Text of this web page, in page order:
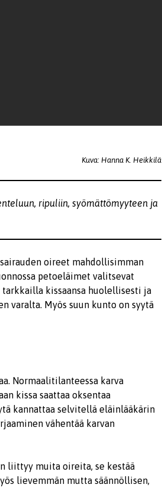
Kuva: Hanna K. Heikkilä
ripuliin, syömättömyyteen ja
oireet mahdollisimman
petoeläimet valitsevat
kissaansa huolellisesti ja
varalta. Myös suun kunto on syytä
Normaalitilanteessa karva
kissa saattaa oksentaa
kannattaa selvitellä eläinlääkärin
vähentää karvan
liittyy muita oireita, se kestää
lievemmän mutta säännöllisen,